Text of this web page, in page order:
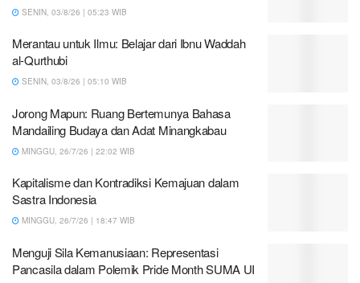
SENIN, 03/8/26 | 05:23 WIB
Merantau untuk Ilmu: Belajar dari Ibnu Waddah
al-Qurthubi
SENIN, 03/8/26 | 05:10 WIB
Jorong Mapun: Ruang Bertemunya Bahasa
Mandailing Budaya dan Adat Minangkabau
MINGGU, 26/7/26 | 22:02 WIB
Kapitalisme dan Kontradiksi Kemajuan dalam
Sastra Indonesia
MINGGU, 26/7/26 | 18:47 WIB
Menguji Sila Kemanusiaan: Representasi
Pancasila dalam Polemik Pride Month SUMA UI